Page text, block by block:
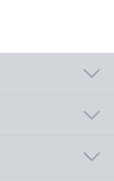
アプリ開発